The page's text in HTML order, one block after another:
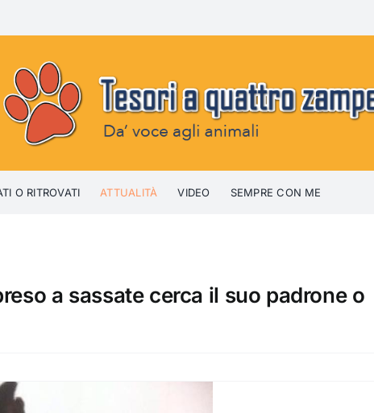
O RITROVATI ATTUALITÀ VIDEO SEMPRE CON ME
a sassate cerca il suo padrone o